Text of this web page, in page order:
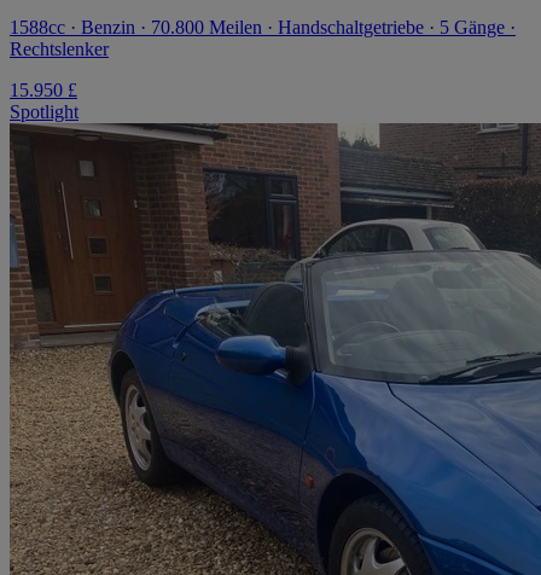
1588cc · Benzin · 70.800 Meilen · Handschaltgetriebe · 5 Gänge ·
Rechtslenker
15.950 £
Spotlight